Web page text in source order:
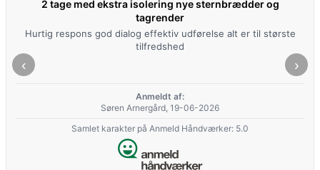
Udskifting af af asbest plader
Vi har brugt Skovs Tømrer flere gange til nogle af vores
opgaver en aftale holder altid og så er der altid flot ryddet op
der for bruger vi ham hver gang ,så de bedste anbefalinger
Anmeldt af:
ELLING TAGMALING ApS, 16-06-2026
Samlet karakter på Anmeld Håndværker: 5.0
‹ ›